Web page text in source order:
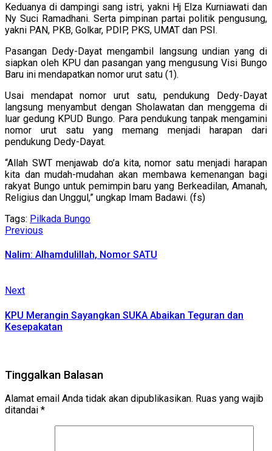
Keduanya di dampingi sang istri, yakni Hj Elza Kurniawati dan
Ny Suci Ramadhani. Serta pimpinan partai politik pengusung,
yakni PAN, PKB, Golkar, PDIP, PKS, UMAT dan PSI.
Pasangan Dedy-Dayat mengambil langsung undian yang di
siapkan oleh KPU dan pasangan yang mengusung Visi Bungo
Baru ini mendapatkan nomor urut satu (1).
Usai mendapat nomor urut satu, pendukung Dedy-Dayat
langsung menyambut dengan Sholawatan dan menggema di
luar gedung KPUD Bungo. Para pendukung tanpak mengamini
nomor urut satu yang memang menjadi harapan dari
pendukung Dedy-Dayat.
“Allah SWT menjawab do’a kita, nomor satu menjadi harapan
kita dan mudah-mudahan akan membawa kemenangan bagi
rakyat Bungo untuk pemimpin baru yang Berkeadilan, Amanah,
Religius dan Unggul,” ungkap Imam Badawi. (fs)
Tags: Pilkada Bungo
Continue
Reading
Previous
Nalim: Alhamdulillah, Nomor SATU
NextNext
KPU Merangin Sayangkan SUKA Abaikan Teguran dan
Kesepakatan
Tinggalkan Balasan
Alamat email Anda tidak akan dipublikasikan. Ruas yang wajib
ditandai *